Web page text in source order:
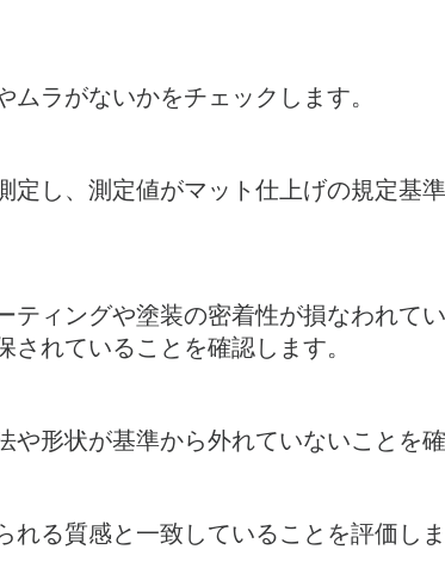
ラがないかをチェックします。
定し、測定値がマット仕上げの規定基
ティングや塗装の密着性が損なわれて
れていることを確認します。
や形状が基準から外れていないことを
れる質感と一致していることを評価し